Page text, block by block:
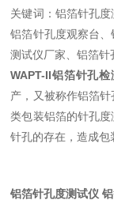
关键词：铝箔针孔度
铝箔针孔度观察台
测试仪厂家、铝箔针
WAPT-II铝箔针孔检
产，又被称作铝箔
类包装铝箔的针孔
针孔的存在，造成包
铝箔针孔度测试仪